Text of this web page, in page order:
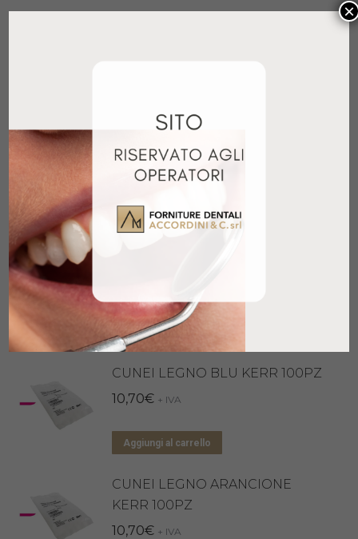
CUNEI 3D FUSION BLU 50PZ
35,60€ + IVA
Aggiungi al carrello
Aggiungi al carrello
CUNEI LEGNO BLU KERR 100PZ
10,70€ + IVA
Aggiungi al carrello
CUNEI LEGNO ARANCIONE
KERR 100PZ
10,70€ + IVA
×